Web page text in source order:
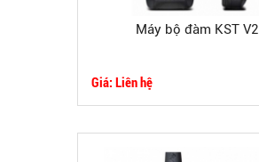
Máy bộ đàm KST V2
Giá: Liên hệ